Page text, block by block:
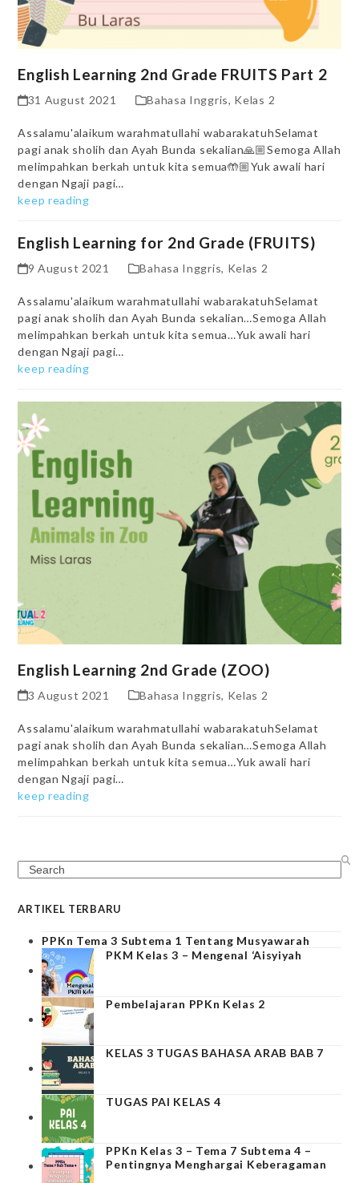
English Learning 2nd Grade FRUITS Part 2
31 August 2021 Bahasa Inggris, Kelas 2
Assalamu'alaikum warahmatullahi wabarakatuhSelamat
pagi anak sholih dan Ayah Bunda sekalian🙏🏼Semoga Allah
melimpahkan berkah untuk kita semua🤲🏼Yuk awali hari
dengan Ngaji pagi…
keep reading
English Learning for 2nd Grade (FRUITS)
9 August 2021 Bahasa Inggris, Kelas 2
Assalamu'alaikum warahmatullahi wabarakatuhSelamat
pagi anak sholih dan Ayah Bunda sekalian…Semoga Allah
melimpahkan berkah untuk kita semua…Yuk awali hari
dengan Ngaji pagi…
keep reading
English Learning 2nd Grade (ZOO)
3 August 2021 Bahasa Inggris, Kelas 2
Assalamu'alaikum warahmatullahi wabarakatuhSelamat
pagi anak sholih dan Ayah Bunda sekalian…Semoga Allah
melimpahkan berkah untuk kita semua…Yuk awali hari
dengan Ngaji pagi…
keep reading
Search
ARTIKEL TERBARU
PPKn Tema 3 Subtema 1 Tentang Musyawarah
PKM Kelas 3 – Mengenal ‘Aisyiyah
Pembelajaran PPKn Kelas 2
KELAS 3 TUGAS BAHASA ARAB BAB 7
TUGAS PAI KELAS 4
PPKn Kelas 3 – Tema 7 Subtema 4 –
Pentingnya Menghargai Keberagaman